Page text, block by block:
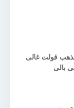
قولت غالى
بالى